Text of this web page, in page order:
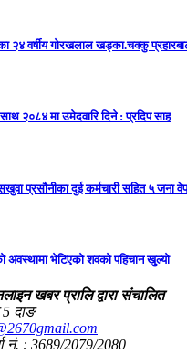
२४ वर्षीय गोरखलाल खड्का.चक्कु
२०८४ मा उमेदवारि दिने : प्रदिप साह
प्रसाैनीका दुई कर्मचारी सहित ५ जना
भेटिएको शवको पहिचान खुल्यो
खबर प्रालि द्वारा संचालित
5 दाङ
नं. : 3689/2079/2080